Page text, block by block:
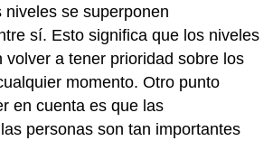
niveles se superponen
sí. Esto significa que los niveles
volver a tener prioridad sobre los
momento. Otro punto
en cuenta es que las
personas son tan importantes